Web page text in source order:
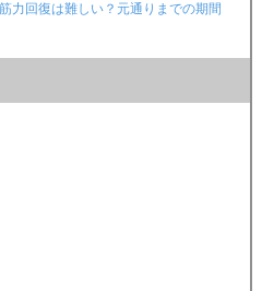
力回復は難しい？元通りまでの期間